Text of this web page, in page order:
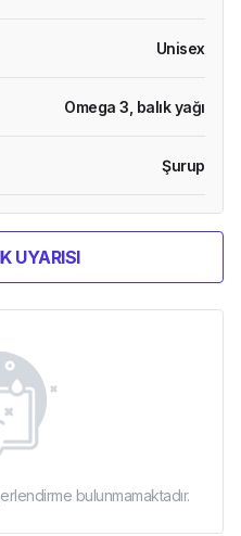
Unisex
Omega 3, balık yağı
Şurup
UYARISI
bulunmamaktadır.